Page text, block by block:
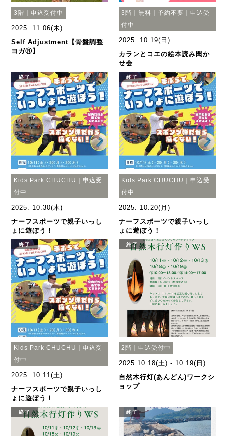
3階｜申込受付中
2025. 11.06(木)
Self Adjustment【骨盤調整
ヨガⓇ】
3階｜無料｜予約不要｜申込受
付中
2025. 10.19(日)
カランとコエの絵本読み聞か
せ会
終了
Kids Park CHUCHU｜申込受
付中
2025. 10.30(木)
ナーフスポーツで親子いっし
ょに遊ぼう！
終了
Kids Park CHUCHU｜申込受
付中
2025. 10.20(月)
ナーフスポーツで親子いっし
ょに遊ぼう！
終了
Kids Park CHUCHU｜申込受
付中
2025. 10.11(土)
ナーフスポーツで親子いっし
ょに遊ぼう！
終了
2階｜申込受付中
2025.10.18(土) - 10.19(日)
自然木行灯(あんどん)ワークシ
ョップ
終了 終了